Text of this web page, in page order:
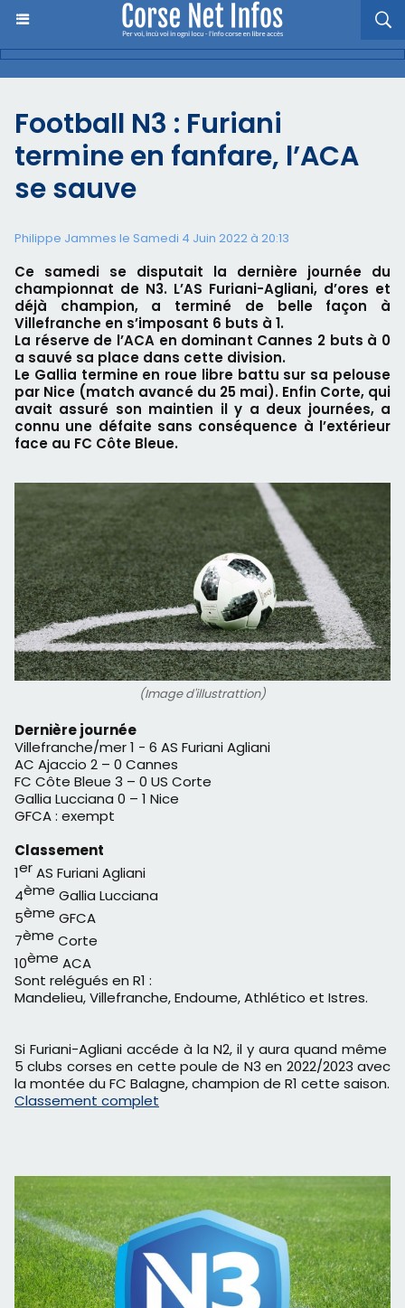
Football N3 : Furiani
termine en fanfare, l’ACA
se sauve
Philippe Jammes le Samedi 4 Juin 2022 à 20:13
Ce samedi se disputait la dernière journée du
championnat de N3. L’AS Furiani-Agliani, d’ores et
déjà champion, a terminé de belle façon à
Villefranche en s’imposant 6 buts à 1.
La réserve de l’ACA en dominant Cannes 2 buts à 0
a sauvé sa place dans cette division.
Le Gallia termine en roue libre battu sur sa pelouse
par Nice (match avancé du 25 mai). Enfin Corte, qui
avait assuré son maintien il y a deux journées, a
connu une défaite sans conséquence à l’extérieur
face au FC Côte Bleue.
(Image d'illustrattion)
Dernière journée
Villefranche/mer 1 - 6 AS Furiani Agliani
AC Ajaccio 2 – 0 Cannes
FC Côte Bleue 3 – 0 US Corte
Gallia Lucciana 0 – 1 Nice
GFCA : exempt
Classement
1erAS Furiani Agliani
4ème Gallia Lucciana
5ème GFCA
7ème Corte
10ème ACA
Sont relégués en R1 :
Mandelieu, Villefranche, Endoume, Athlético et Istres.
Si Furiani-Agliani accéde à la N2, il y aura quand même
5 clubs corses en cette poule de N3 en 2022/2023 avec
la montée du FC Balagne, champion de R1 cette saison.
Classement complet